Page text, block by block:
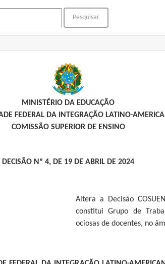
MINISTÉRIO DA EDUCAÇÃO
FEDERAL DA INTEGRAÇÃO LATINO-
COMISSÃO SUPERIOR DE ENSINO
DECISÃO Nº 4, DE 19 DE ABRIL DE 2024
Altera a Decisão
constitui Grupo de
ociosas de docentes, no